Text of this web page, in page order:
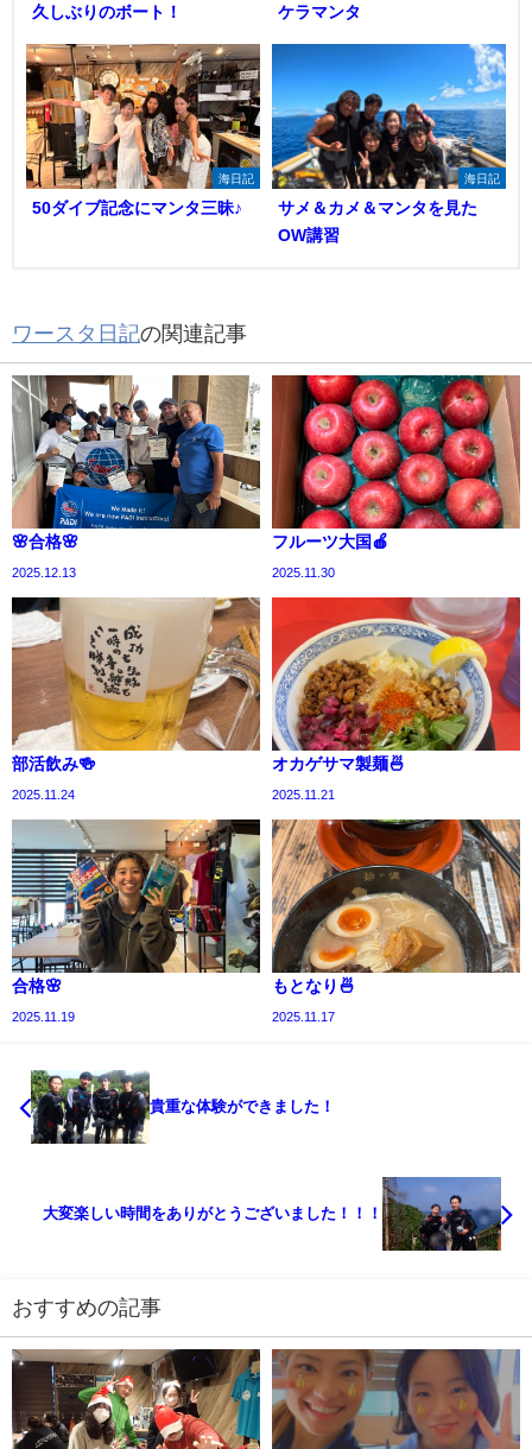
久しぶりのボート！ ケラマンタ
海日記
50ダイブ記念にマンタ三昧♪
海日記
サメ＆カメ＆マンタを見た
OW講習
ワースタ日記の関連記事
🌸合格🌸
2025.12.13
フルーツ大国🍎
2025.11.30
部活飲み🍻
2025.11.24
オカゲサマ製麺🍜
2025.11.21
合格🌸
2025.11.19
もとなり🍜
2025.11.17
貴重な体験ができました！
大変楽しい時間をありがとうございました！！！
おすすめの記事